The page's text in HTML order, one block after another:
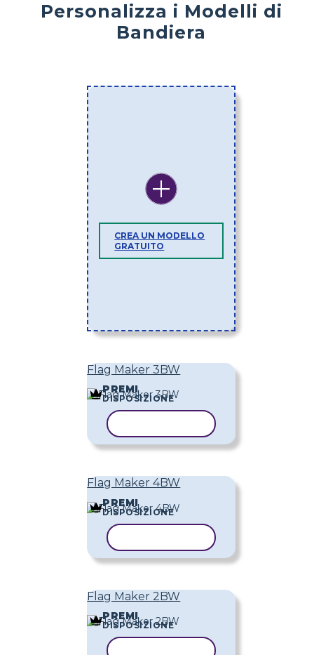
Personalizza i Modelli di
Bandiera
CREA UN MODELLO
GRATUITO
Flag Maker 3BW
PREMI
DISPOSIZIONE
Flag Maker 4BW
PREMI
DISPOSIZIONE
Flag Maker 2BW
PREMI
DISPOSIZIONE